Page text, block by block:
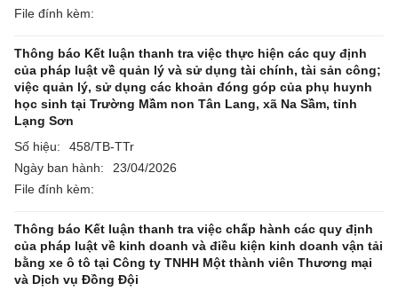
File đính kèm:
Thông báo Kết luận thanh tra việc thực hiện các quy định
của pháp luật về quản lý và sử dụng tài chính, tài sản công;
việc quản lý, sử dụng các khoản đóng góp của phụ huynh
học sinh tại Trường Mầm non Tân Lang, xã Na Sầm, tỉnh
Lạng Sơn
Số hiệu:
458/TB-TTr
Ngày ban hành:
23/04/2026
File đính kèm:
Thông báo Kết luận thanh tra việc chấp hành các quy định
của pháp luật về kinh doanh và điều kiện kinh doanh vận tải
bằng xe ô tô tại Công ty TNHH Một thành viên Thương mại
và Dịch vụ Đồng Đội